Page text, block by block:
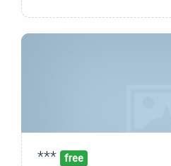
pubblicata:00/00/00
*** free